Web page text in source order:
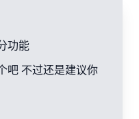
功能
吧 不过还是建议你